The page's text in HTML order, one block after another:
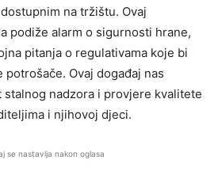
na tržištu. Ovaj
podiže alarm o sigurnosti hrane,
pitanja o regulativama koje bi
Ovaj događaj nas
nadzora i provjere kvalitete
i njihovoj djeci.
se nastavlja nakon oglasa